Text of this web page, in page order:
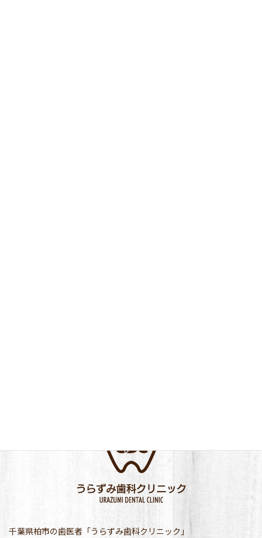
千葉県柏市の歯医者「うらずみ歯科クリニック」